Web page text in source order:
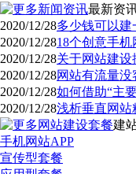
最新资
2020/12/28多少钱可以建
2020/12/2818个创意手
2020/12/28关于网站建
2020/12/28网站有流量没
2020/12/28如何借助“主
2020/12/28浅析垂直网站
建
手机网站APP
宣传型套餐